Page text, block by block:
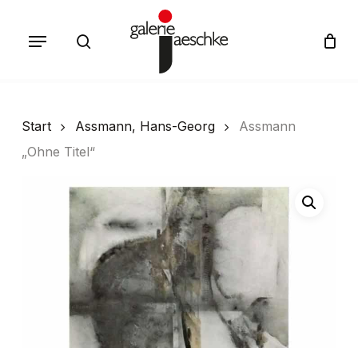
search
Menu Cart Close
Start Assmann, Hans-Georg
Assmann
„Ohne Titel“